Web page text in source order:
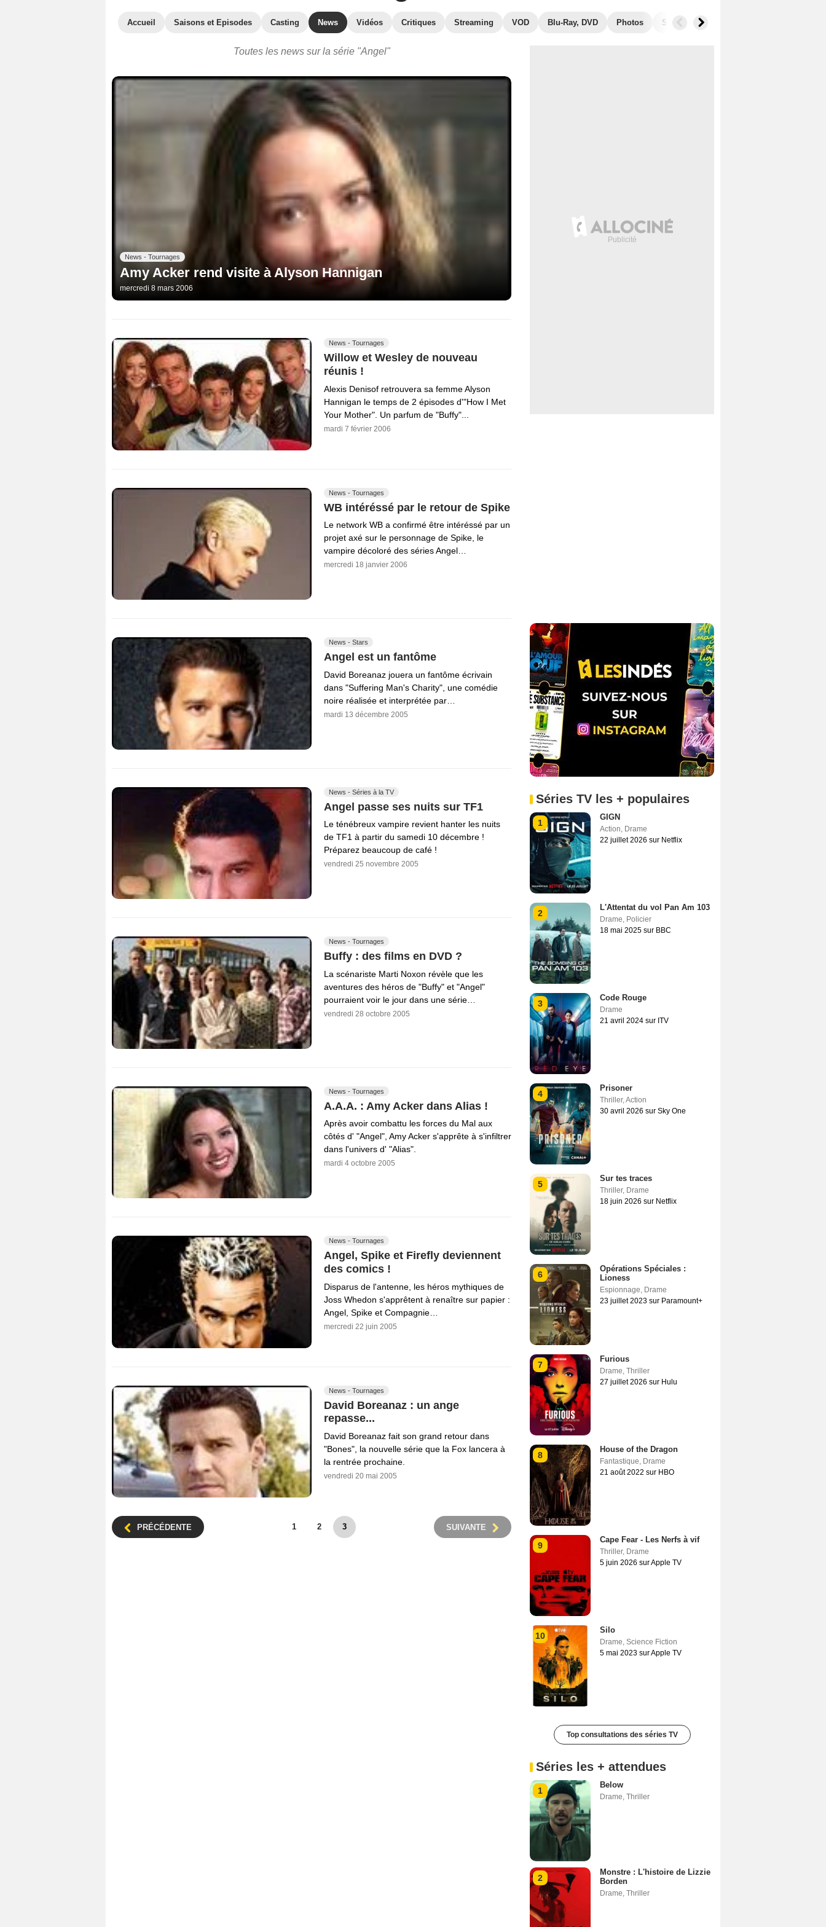
Accueil Saisons et Episodes Casting News Vidéos Critiques Streaming VOD Blu-Ray, DVD Photos Secrets de tournage
Toutes les news sur la série "Angel"
News - Tournages
Amy Acker rend visite à Alyson Hannigan
mercredi 8 mars 2006
News - Tournages
Willow et Wesley de nouveau
réunis !
Alexis Denisof retrouvera sa femme Alyson
Hannigan le temps de 2 épisodes d'"How I Met
Your Mother". Un parfum de "Buffy"...
mardi 7 février 2006
News - Tournages
WB intéréssé par le retour de Spike
Le network WB a confirmé être intéréssé par un
projet axé sur le personnage de Spike, le
vampire décoloré des séries Angel…
mercredi 18 janvier 2006
News - Stars
Angel est un fantôme
David Boreanaz jouera un fantôme écrivain
dans "Suffering Man's Charity", une comédie
noire réalisée et interprétée par…
mardi 13 décembre 2005
News - Séries à la TV
Angel passe ses nuits sur TF1
Le ténébreux vampire revient hanter les nuits
de TF1 à partir du samedi 10 décembre !
Préparez beaucoup de café !
vendredi 25 novembre 2005
News - Tournages
Buffy : des films en DVD ?
La scénariste Marti Noxon révèle que les
aventures des héros de "Buffy" et "Angel"
pourraient voir le jour dans une série…
vendredi 28 octobre 2005
News - Tournages
A.A.A. : Amy Acker dans Alias !
Après avoir combattu les forces du Mal aux
côtés d' "Angel", Amy Acker s'apprête à s'infiltrer
dans l'univers d' "Alias".
mardi 4 octobre 2005
News - Tournages
Angel, Spike et Firefly deviennent
des comics !
Disparus de l'antenne, les héros mythiques de
Joss Whedon s'apprêtent à renaître sur papier :
Angel, Spike et Compagnie…
mercredi 22 juin 2005
News - Tournages
David Boreanaz : un ange
repasse...
David Boreanaz fait son grand retour dans
"Bones", la nouvelle série que la Fox lancera à
la rentrée prochaine.
vendredi 20 mai 2005
PRÉCÉDENTE SUIVANTE
1 2 3
Séries TV les + populaires
1
GIGN
Action, Drame
22 juillet 2026 sur Netflix
2
L'Attentat du vol Pan Am 103
Drame, Policier
18 mai 2025 sur BBC
3
Code Rouge
Drame
21 avril 2024 sur ITV
4
Prisoner
Thriller,Action
30 avril 2026 sur Sky One
5
Sur tes traces
Thriller, Drame
18 juin 2026 sur Netflix
6
Opérations Spéciales :
Lioness
Espionnage, Drame
23 juillet 2023 sur Paramount+
7
Furious
Drame, Thriller
27 juillet 2026 sur Hulu
8
House of the Dragon
Fantastique, Drame
21 août 2022 sur HBO
9
Cape Fear - Les Nerfs à vif
Thriller, Drame
5 juin 2026 sur Apple TV
10
Silo
Drame, Science Fiction
5 mai 2023 sur Apple TV
Top consultations des séries TV
Séries les + attendues
1
Below
Drame, Thriller
2
Monstre : L'histoire de Lizzie
Borden
Drame, Thriller